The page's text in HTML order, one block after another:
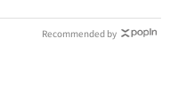
Recommended by